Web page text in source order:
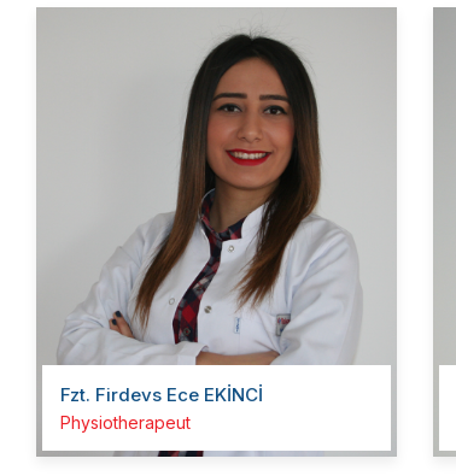
Fzt. Firdevs Ece EKİNCİ
Physiotherapeut